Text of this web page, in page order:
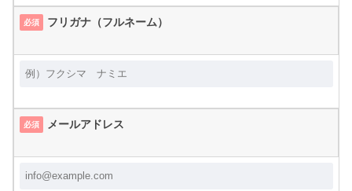
必須 フリガナ（フルネーム）
必須 メールアドレス